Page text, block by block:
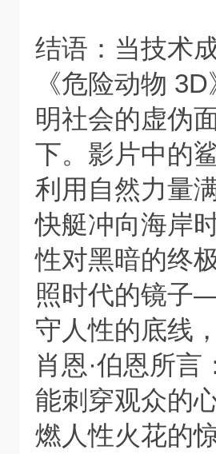
结语：当技术
《危险动物
明社会的虚伪
下。影片中的
利用自然力量
快艇冲向海岸
性对黑暗的终
照时代的镜子
守人性的底线
肖恩·伯恩所
能刺穿观众的
燃人性火花的